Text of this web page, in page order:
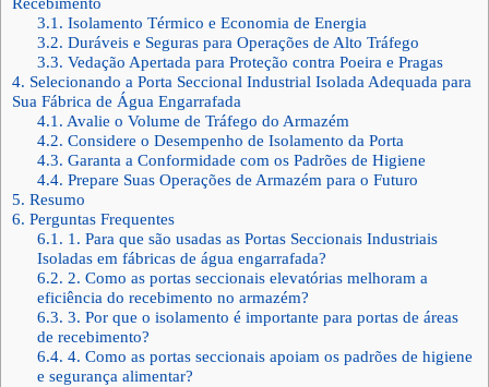
3.1. Isolamento Térmico e Economia de Energia
3.2. Duráveis e Seguras para Operações de Alto Tráfego
3.3. Vedação Apertada para Proteção contra Poeira e Pragas
4. Selecionando a Porta Seccional Industrial Isolada Adequada para
Sua Fábrica de Água Engarrafada
4.1. Avalie o Volume de Tráfego do Armazém
4.2. Considere o Desempenho de Isolamento da Porta
4.3. Garanta a Conformidade com os Padrões de Higiene
4.4. Prepare Suas Operações de Armazém para o Futuro
5. Resumo
6. Perguntas Frequentes
6.1. 1. Para que são usadas as Portas Seccionais Industriais
Isoladas em fábricas de água engarrafada?
6.2. 2. Como as portas seccionais elevatórias melhoram a
eficiência do recebimento no armazém?
6.3. 3. Por que o isolamento é importante para portas de áreas
de recebimento?
6.4. 4. Como as portas seccionais apoiam os padrões de higiene
e segurança alimentar?